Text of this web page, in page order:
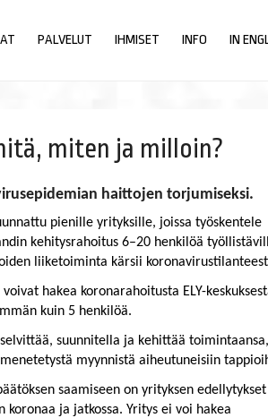
PALVELUT IHMISET INFO IN
miten ja milloin?
haittojen torjumiseksi.
pienille yrityksille, joissa työskentele
kehitysrahoitus 6–20 henkilöä
liiketoiminta kärsii
hakea koronarahoitusta ELY-
kuin 5 henkilöä.
suunnitella ja kehittää toimintaansa,
myynnistä aiheutuneisiin
saamiseen on yrityksen edellytykset
ja jatkossa. Yritys ei voi hakea